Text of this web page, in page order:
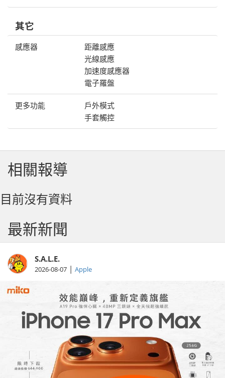
其它
感應器
距離感應
光線感應
加速度感應器
電子羅盤
更多功能
戶外模式
手套觸控
相關報導
目前沒有資料
最新新聞
S.A.L.E.
2026-08-07 | Apple